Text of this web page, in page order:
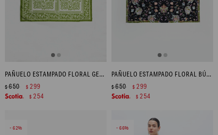
PAÑUELO ESTAMPADO FLORAL GEOMÉTRICO - PISTACHO
$650 $ 299
$ 254
PAÑUELO ESTAMPADO FLORAL BÚLGARO - NEGRO
$650 $ 299
$ 254
62 66